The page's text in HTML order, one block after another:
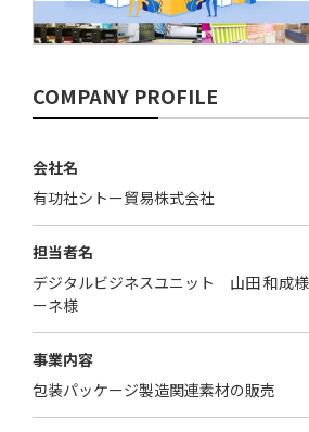
COMPANY PROFILE
会社名
有功社シトー貿易株式会社
担当者名
デジタルビジネスユニット 山田 和成
ーネ様
事業内容
包装パッケージ製造関連素材の販売